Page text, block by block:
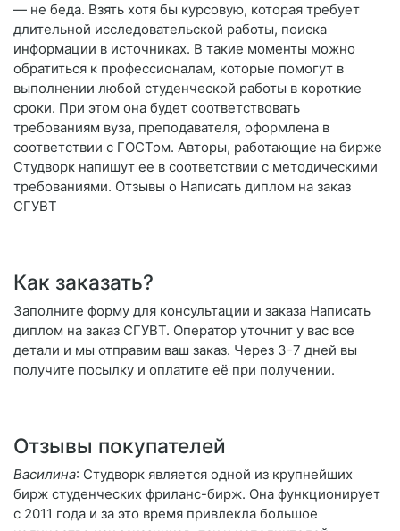
— не беда. Взять хотя бы курсовую, которая требует
длительной исследовательской работы, поиска
информации в источниках. В такие моменты можно
обратиться к профессионалам, которые помогут в
выполнении любой студенческой работы в короткие
сроки. При этом она будет соответствовать
требованиям вуза, преподавателя, оформлена в
соответствии с ГОСТом. Авторы, работающие на бирже
Студворк напишут ее в соответствии с методическими
требованиями. Отзывы о Написать диплом на заказ
СГУВТ
Как заказать?
Заполните форму для консультации и заказа Написать
диплом на заказ СГУВТ. Оператор уточнит у вас все
детали и мы отправим ваш заказ. Через 3-7 дней вы
получите посылку и оплатите её при получении.
Отзывы покупателей
Василина: Студворк является одной из крупнейших
бирж студенческих фриланс-бирж. Она функционирует
с 2011 года и за это время привлекла большое